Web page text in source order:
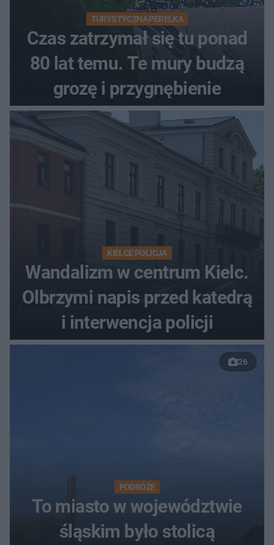
TURYSTYCZNA PEREŁKA
Czas zatrzymał się tu ponad
80 lat temu. Te mury budzą
grozę i przygnębienie
KIELCE POLICJA
Wandalizm w centrum Kielc.
Olbrzymi napis przed katedrą
i interwencja policji
26
PODRÓŻE
To miasto w województwie
śląskim było stolicą